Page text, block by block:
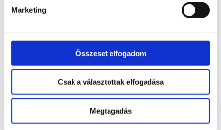
Marketing
Összeset elfogadom
Csak a választottak elfogadása
Megtagadás